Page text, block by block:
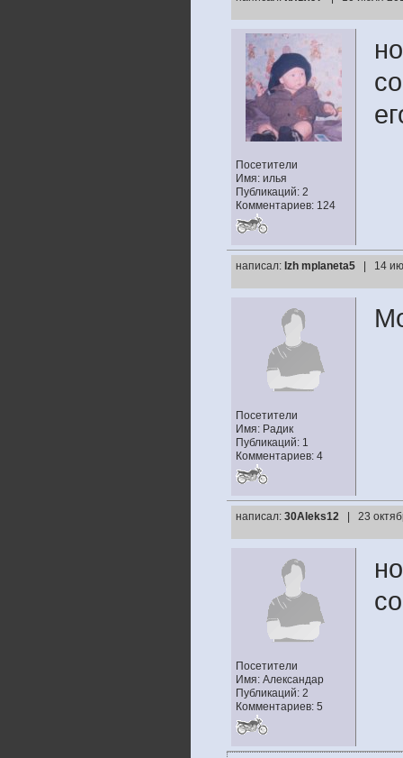
Посетители
Имя: илья
Публикаций: 2
Комментариев: 124
написал: Izh mplaneta5 | 14
Посетители
Имя: Радик
Публикаций: 1
Комментариев: 4
написал: 30Aleks12 | 23
Посетители
Имя: Александар
Публикаций: 2
Комментариев: 5